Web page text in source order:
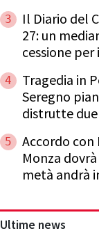
3
Il Diario del
27: un
cessione per
4
Tragedia in
Seregno
distrutte
5
Accordo con
Monza
metà andrà
Ultime news